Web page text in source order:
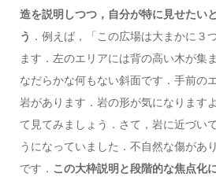
造を説明しつつ，自分が特に見せたい
う ．例えば，「この広場は大まかに３
ます．左のエリアには背の高い木が集
なだらかな何もない斜面です．手前の
岩があります．岩の形が気になります
て見てみましょう．さて，岩に近づい
うになっていました．不自然な傷があ
です． この大枠説明と段階的な焦点化